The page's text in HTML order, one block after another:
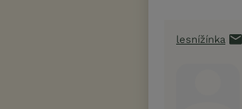
lesnížínka